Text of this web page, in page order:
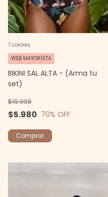
BIKINI SAL ALTA - (Arma tu
set)
$5.980
$19.998
70% OFF
WEB MAYORISTA
7 colores
Comprar